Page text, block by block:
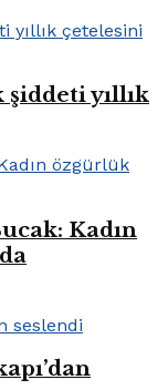
şiddeti yıllık
Kadın